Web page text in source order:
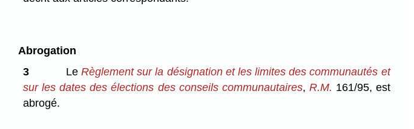
Abrogation
3
Le Règlement sur la désignation et les limites des communautés et
sur les dates des élections des conseils communautaires, R.M. 161/95, est
abrogé.